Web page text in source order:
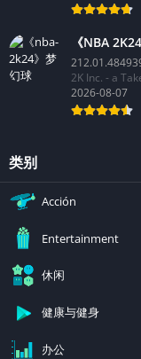
《NBA
2K Inc. - a
2026-08-07
类别
Acción
Entertainment
休闲
健康与健身
办公